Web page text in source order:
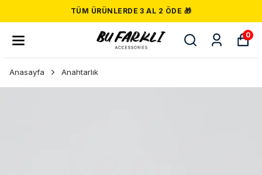
TÜM ÜRÜNLERDE 3 AL 2 ÖDE 🎁
0
Anasayfa Anahtarlık